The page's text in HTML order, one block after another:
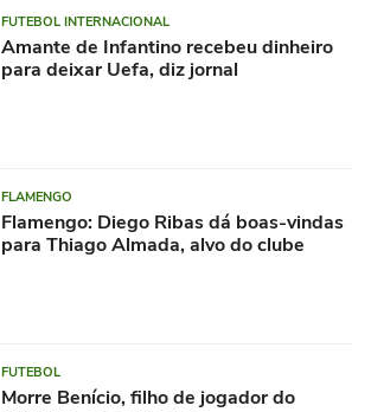
FUTEBOL INTERNACIONAL
Amante de Infantino recebeu dinheiro
para deixar Uefa, diz jornal
FLAMENGO
Flamengo: Diego Ribas dá boas-vindas
para Thiago Almada, alvo do clube
FUTEBOL
Morre Benício, filho de jogador do